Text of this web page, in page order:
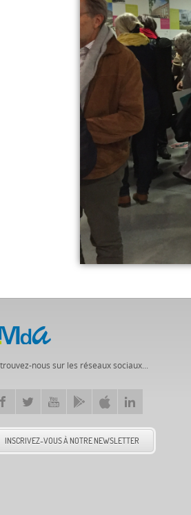
nous sur les réseaux sociaux...
INSCRIVEZ-VOUS À NOTRE NEWSLETTER